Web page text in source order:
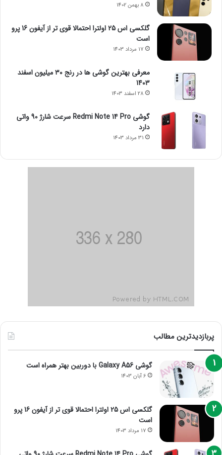
8 بهمن 1402
گلکسی اس 25 اولترا احتمالا قوی تر از آیفون 16 پرو
است
17 مرداد 1403
معرفی بهترین گوشی ها در رنج ۳۰ میلیون اسفند
1403
28 اسفند 1403
گوشی Redmi Note 14 Pro سرعت شارژ 90 واتی
دارد
31 مرداد 1403
پربازدیدترین مطالب
گوشی Galaxy A56 با دوربین بهتر همراه است
6 آبان 1403
گلکسی اس 25 اولترا احتمالا قوی تر از آیفون 16 پرو
است
17 مرداد 1403